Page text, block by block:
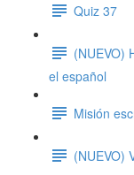
Quiz 37
(NUEVO)
el español
Misión
(NUEVO)